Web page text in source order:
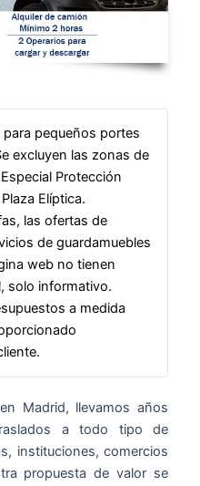
pequeños portes
excluyen las zonas de
Protección
Elíptica.
las ofertas de
de guardamuebles
web no tienen
solo informativo.
a medida
Madrid, llevamos años
a todo tipo de
instituciones, comercios
propuesta de valor se